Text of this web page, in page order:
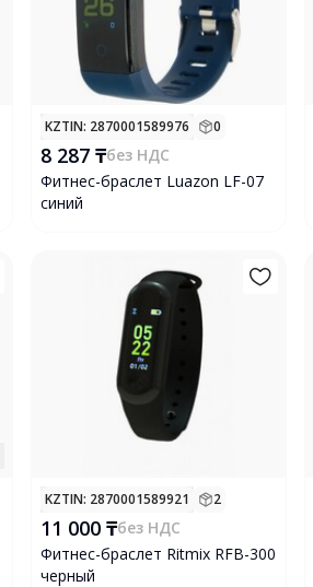
KZTIN: 2870001589976 0
8 287 ₸без НДС
Фитнес-браслет Luazon LF-07
синий
KZTIN: 2870001589921 2
11 000 ₸без НДС
Фитнес-браслет Ritmix RFB-300
черный